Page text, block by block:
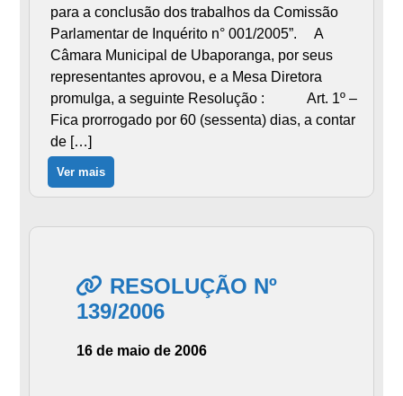
para a conclusão dos trabalhos da Comissão
Parlamentar de Inquérito n° 001/2005”. A
Câmara Municipal de Ubaporanga, por seus
representantes aprovou, e a Mesa Diretora
promulga, a seguinte Resolução : Art. 1º –
Fica prorrogado por 60 (sessenta) dias, a contar
de […]
Ver mais
RESOLUÇÃO Nº
139/2006
16 de maio de 2006